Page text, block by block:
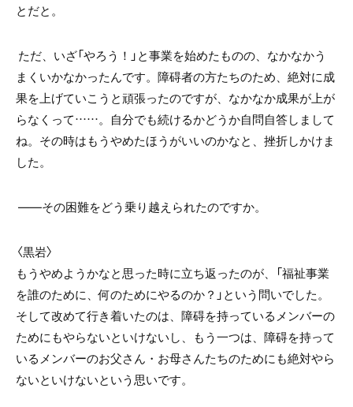
とだと。
ただ、いざ「やろう！」と事業を始めたものの、なかなかう
まくいかなかったんです。障碍者の方たちのため、絶対に成
果を上げていこうと頑張ったのですが、なかなか成果が上が
らなくって……。自分でも続けるかどうか自問自答しまして
ね。その時はもうやめたほうがいいのかなと、挫折しかけま
した。
――その困難をどう乗り越えられたのですか。
〈黒岩〉
もうやめようかなと思った時に立ち返ったのが、「福祉事業
を誰のために、何のためにやるのか？」という問いでした。
そして改めて行き着いたのは、障碍を持っているメンバーの
ためにもやらないといけないし、もう一つは、障碍を持って
いるメンバーのお父さん・お母さんたちのためにも絶対やら
ないといけないという思いです。